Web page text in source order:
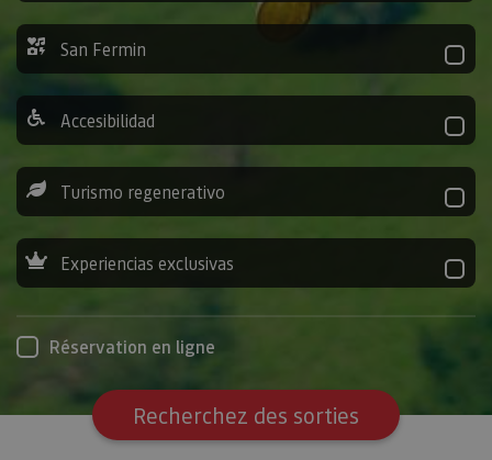
San Fermin
Accesibilidad
Turismo regenerativo
Experiencias exclusivas
Réservation en ligne
Recherchez des sorties